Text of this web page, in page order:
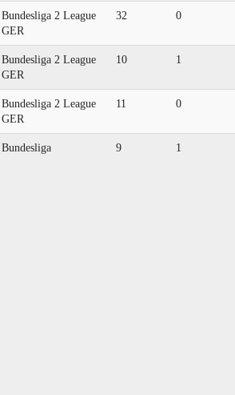
Bundesliga 2 League
GER
32 0
Bundesliga 2 League
GER
10 1
Bundesliga 2 League
GER
11 0
Bundesliga 9 1